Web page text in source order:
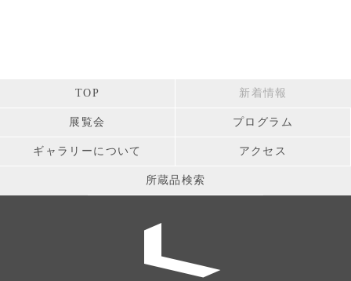
TOP 新着情報
展覧会 プログラム
ギャラリーについて アクセス
所蔵品検索